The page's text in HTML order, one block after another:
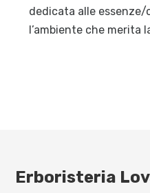
dedicata alle
l’ambiente che merita
Erboristeria